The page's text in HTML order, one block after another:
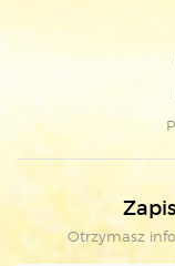
Otrzymasz